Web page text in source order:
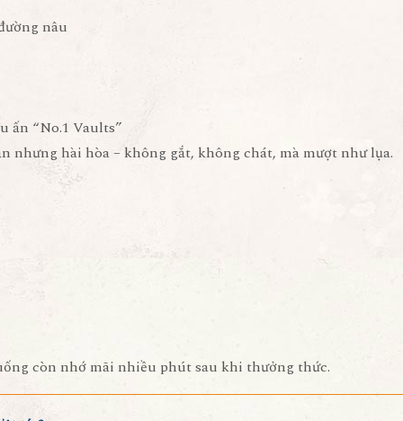
nâu
ấn “No.1 Vaults”
nhưng hài hòa – không gắt, không chát, mà mượt như lụa.
còn nhớ mãi nhiều phút sau khi thưởng thức.